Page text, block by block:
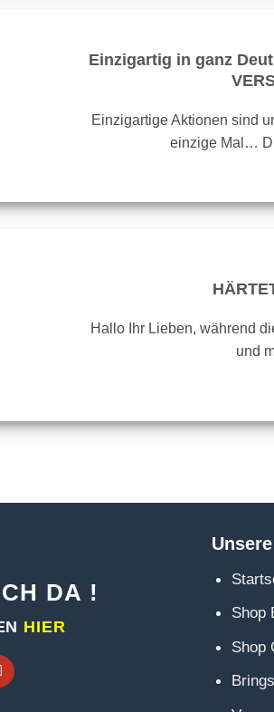
Einzigartig in ganz
Einzigartige Aktionen sind
einzige Mal…
Hallo Ihr Lieben, während
und
DA !
HIER
Shop
Shop